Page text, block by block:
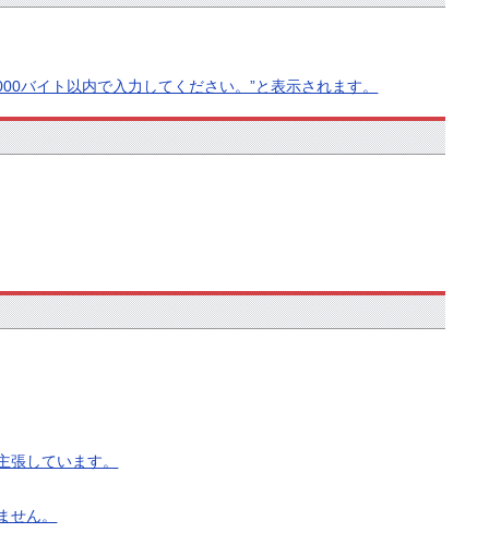
バイト以内で入力してください。”と表示されます。
しています。
ん。